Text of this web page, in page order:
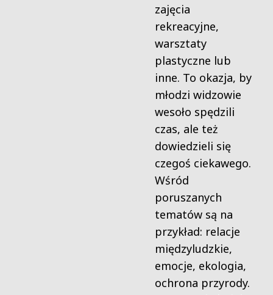
zajęcia
rekreacyjne,
warsztaty
plastyczne lub
inne. To okazja, by
młodzi widzowie
wesoło spędzili
czas, ale też
dowiedzieli się
czegoś ciekawego.
Wśród
poruszanych
tematów są na
przykład: relacje
międzyludzkie,
emocje, ekologia,
ochrona przyrody.